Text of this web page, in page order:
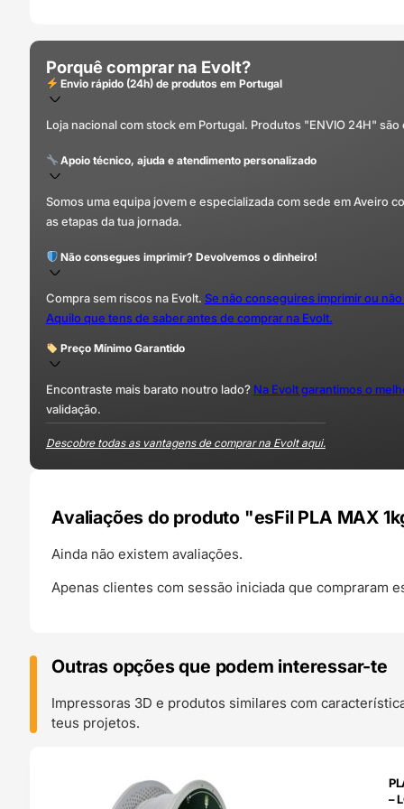
Porquê comprar na Evolt?
Envio rápido (24h) de produtos em Portugal
Loja nacional com stock em Portugal. Produtos "ENVIO 24H"
Apoio técnico, ajuda e atendimento personalizado
Somos uma equipa jovem e especializada com sede em Aveiro
as etapas da tua jornada.
Não consegues imprimir? Devolvemos o dinheiro!
Compra sem riscos na Evolt. Se não conseguires imprimir ou
Aquilo que tens de saber antes de comprar na Evolt.
Preço Mínimo Garantido
Encontraste mais barato noutro lado? Na Evolt garantimos o
validação.
Descobre todas as vantagens de comprar na Evolt aqui.
Avaliações do produto "esFil PLA MAX
Ainda não existem avaliações.
Apenas clientes com sessão iniciada que compraram
Outras opções que podem interessar-te
Impressoras 3D e produtos similares com
teus projetos.
–